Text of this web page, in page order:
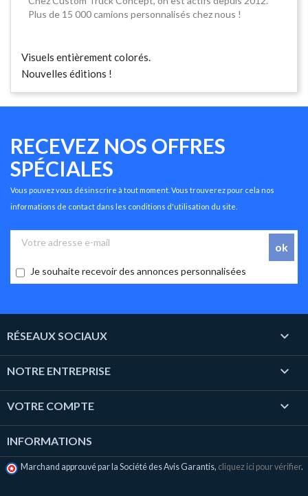
Plus de 15 000 camions personnalisés chez nous !
Visuels entièrement colorés.
Nouvelles éditions !
RECEVEZ NOS OFFRES
SPÉCIALES
Vous pouvez vous désinscrire à tout moment. Vous trouverez pour cela nos
informations de contact dans les conditions d'utilisation du site.
Je souhaite recevoir des annonces personnalisées
RÉSEAUX SOCIAUX 
NOTRE ENTREPRISE 
VOTRE COMPTE 
INFORMATIONS
Marchand approuvé par la Société des Avis Garantis, cliquez ici pour vérifier.